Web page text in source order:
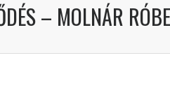
– MOLNÁR